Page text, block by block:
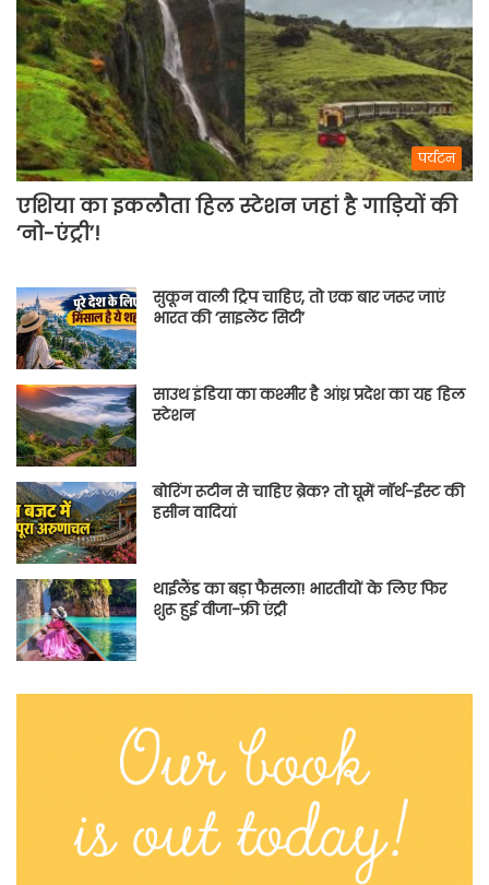
पर्यटन
एशिया का इकलौता हिल स्टेशन जहां है गाड़ियों की
‘नो-एंट्री’!
सुकून वाली ट्रिप चाहिए, तो एक बार जरूर जाएं
भारत की ‘साइलेंट सिटी’
साउथ इंडिया का कश्मीर है आंध्र प्रदेश का यह हिल
स्टेशन
बोरिंग रूटीन से चाहिए ब्रेक? तो घूमें नॉर्थ-ईस्ट की
हसीन वादियां
थाईलैंड का बड़ा फैसला! भारतीयों के लिए फिर
शुरू हुई वीजा-फ्री एंट्री